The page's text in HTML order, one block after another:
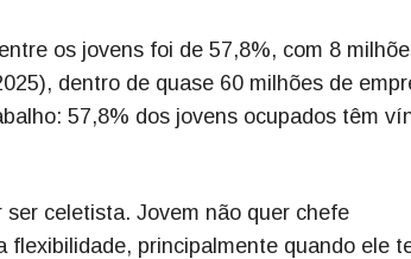
os jovens foi de 57,8%, com 8
dentro de quase 60 milhões de
57,8% dos jovens ocupados têm
celetista. Jovem não quer chefe
flexibilidade, principalmente quando ele